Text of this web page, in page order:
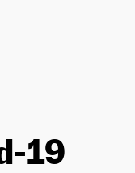
19